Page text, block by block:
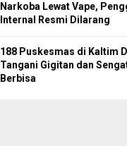
Narkoba Lewat Vape,
Internal Resmi Dilarang
188 Puskesmas di Kaltim
Tangani Gigitan dan
Berbisa